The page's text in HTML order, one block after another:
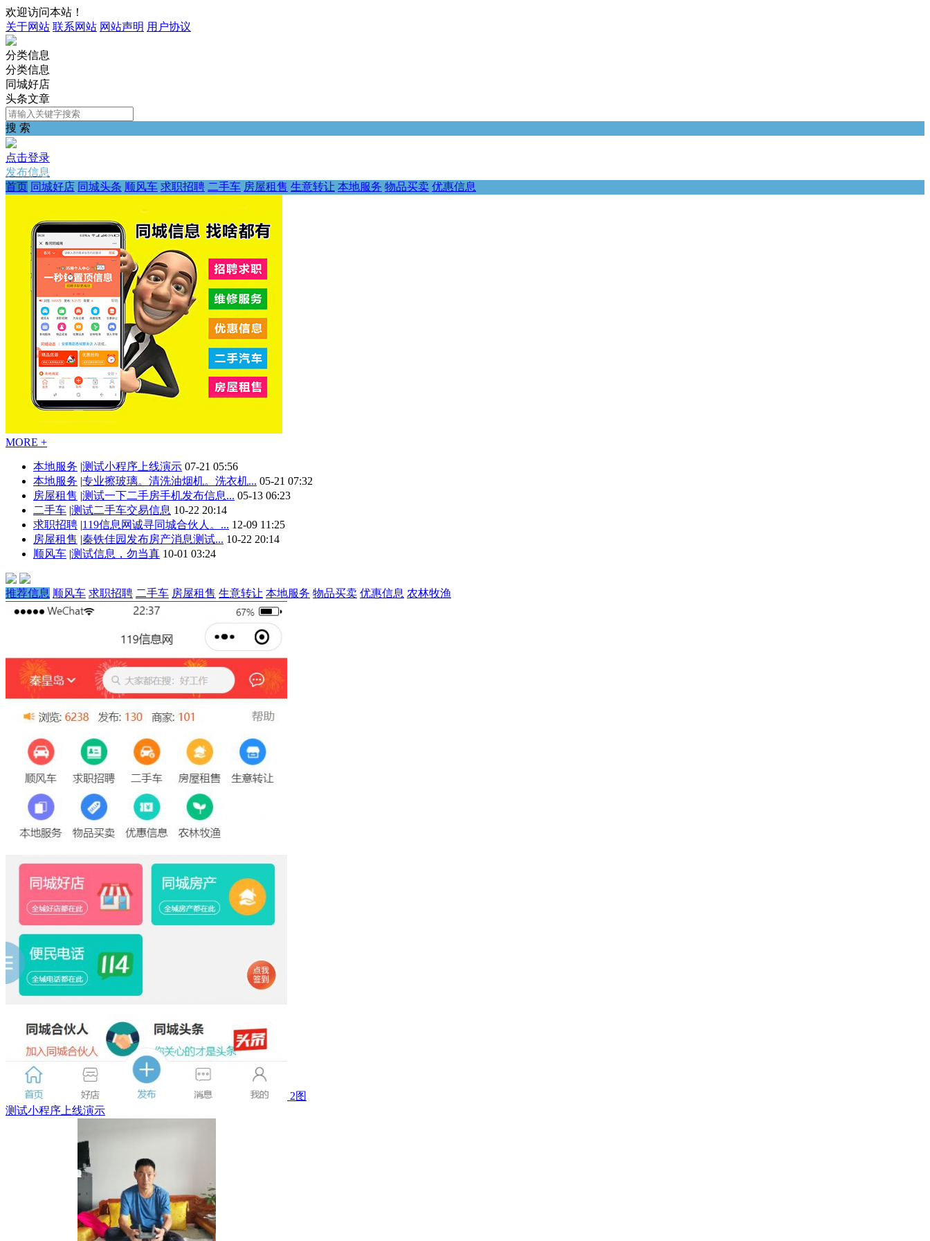
欢迎访问本站！
关于网站 联系网站 网站声明 用户协议
分类信息
分类信息
同城好店
头条文章
搜 索
点击登录
发布信息
首页 同城好店 同城头条 顺风车 求职招聘 二手车 房屋租售 生意转让 本地服务 物品买卖 优惠信息
MORE +
本地服务 |测试小程序上线演示 07-21 05:56
本地服务 |专业擦玻璃。清洗油烟机。洗衣机... 05-21 07:32
房屋租售 |测试一下二手房手机发布信息... 05-13 06:23
二手车 |测试二手车交易信息 10-22 20:14
求职招聘 |119信息网诚寻同城合伙人。... 12-09 11:25
房屋租售 |秦铁佳园发布房产消息测试... 10-22 20:14
顺风车 |测试信息，勿当真 10-01 03:24
推荐信息 顺风车 求职招聘 二手车 房屋租售 生意转让 本地服务 物品买卖 优惠信息 农林牧渔
2图
测试小程序上线演示